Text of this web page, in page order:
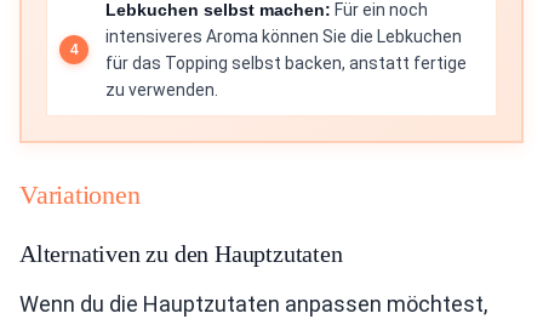
Lebkuchen selbst machen: Für ein noch
intensiveres Aroma können Sie die Lebkuchen
für das Topping selbst backen, anstatt fertige
zu verwenden.
Variationen
Alternativen zu den Hauptzutaten
Wenn du die Hauptzutaten anpassen möchtest,